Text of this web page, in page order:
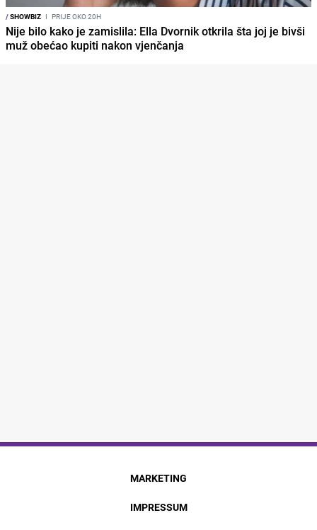
/SHOWBIZ I PRIJE OKO 20H
Nije bilo kako je zamislila: Ella Dvornik otkrila šta joj je bivši
muž obećao kupiti nakon vjenčanja
MARKETING
IMPRESSUM